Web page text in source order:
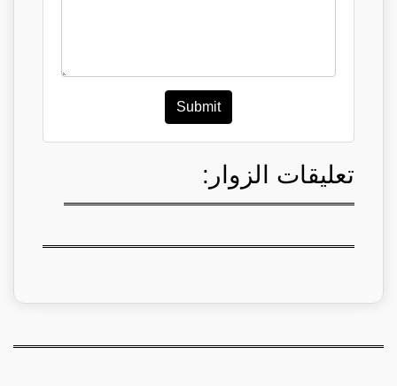
Submit
تعليقات الزوار: